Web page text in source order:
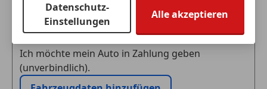
Eintauschwagen: Kaufen und verkaufen in nur einem
Ich möchte mein Auto in Zahlung geben
(unverbindlich).
Datenschutz-
Einstellungen
Alle akzeptieren